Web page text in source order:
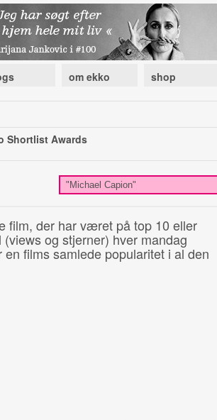
om ekko shop
Shortlist Awards
film, der har været på top 10 eller
og stjerner) hver mandag
films samlede popularitet i al den